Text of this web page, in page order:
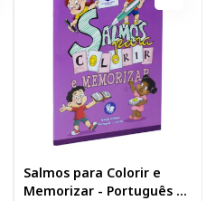
Salmos para Colorir e
Memorizar - Português e